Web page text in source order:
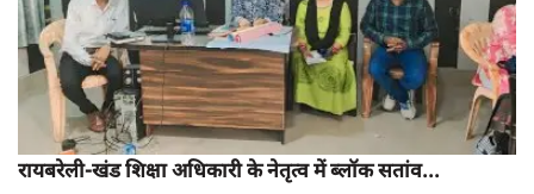
रायबरेली-खंड शिक्षा अधिकारी के नेतृत्व में ब्लॉक सतांव...